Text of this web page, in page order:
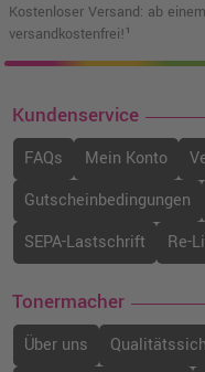
o. MwSt.
Brother
Schwarz
o. MwSt.
67,98 €
inkl. MwSt.
Brother
42,99
inkl. MwSt.
Kostenloser Versand: ab
versandkostenfrei!¹
Kundenservice
FAQs Mein Konto
Gutscheinbedingungen
SEPA-Lastschrift
Re-
Tonermacher
Über uns